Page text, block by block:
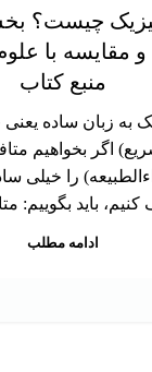
چیست؟
مقایسه با
منبع کتاب
به زبان ساده
اگر بخواهیم
را خیلی
کنیم، باید بگوییم:
ادامه مطلب